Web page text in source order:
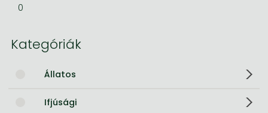
0
Kategóriák
Állatos
Ifjúsági